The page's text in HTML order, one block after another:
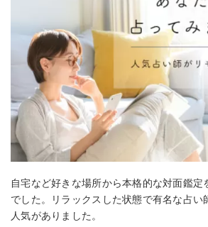
自宅など好きな場所から本格的な対面鑑定
でした。リラックスした状態で有名な占い
人気がありました。